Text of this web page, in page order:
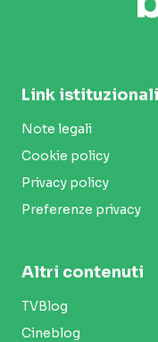
Link istituzionali
Note legali
Cookie policy
Privacy policy
Preferenze privacy
Altri contenuti
TVBlog
Cineblog